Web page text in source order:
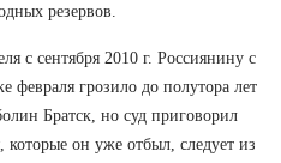
резервов.
с сентября 2010 г. Россиянину с
февраля грозило до полутора лет
Братск, но суд приговорил
он уже отбыл, следует из